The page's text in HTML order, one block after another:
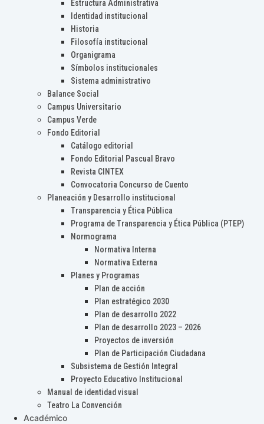
Estructura Administrativa
Identidad institucional
Historia
Filosofía institucional
Organigrama
Símbolos institucionales
Sistema administrativo
Balance Social
Campus Universitario
Campus Verde
Fondo Editorial
Catálogo editorial
Fondo Editorial Pascual Bravo
Revista CINTEX
Convocatoria Concurso de Cuento
Planeación y Desarrollo institucional
Transparencia y Ética Pública
Programa de Transparencia y Ética Pública (PTEP)
Normograma
Normativa Interna
Normativa Externa
Planes y Programas
Plan de acción
Plan estratégico 2030
Plan de desarrollo 2022
Plan de desarrollo 2023 – 2026
Proyectos de inversión
Plan de Participación Ciudadana
Subsistema de Gestión Integral
Proyecto Educativo Institucional
Manual de identidad visual
Teatro La Convención
Académico